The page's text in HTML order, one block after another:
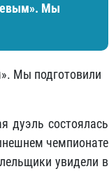
Мы
Мы подготовили
дуэль состоялась
чемпионате
увидели в